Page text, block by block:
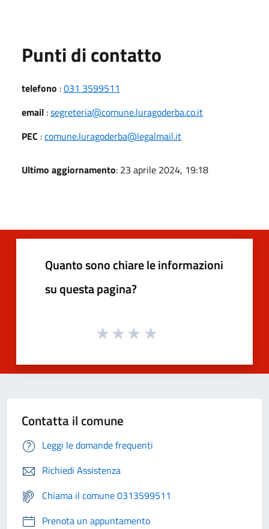
Punti di contatto
telefono :031 3599511
email :segreteria@comune.luragoderba.co.it
PEC :comune.luragoderba@legalmail.it
Ultimo aggiornamento: 23 aprile 2024, 19:18
Quanto sono chiare le informazioni
su questa pagina?
Contatta il comune
Leggi le domande frequenti
Richiedi Assistenza
Chiama il comune 0313599511
Prenota un appuntamento